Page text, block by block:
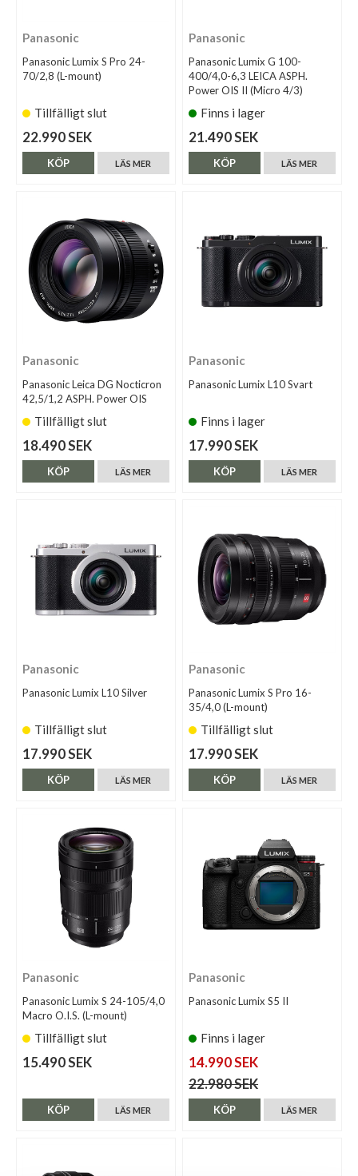
Panasonic
Panasonic Lumix S Pro 24-
70/2,8 (L-mount)
Tillfälligt slut
22.990 SEK
LÄS MER
KÖP
Panasonic
Panasonic Lumix G 100-
400/4,0-6,3 LEICA ASPH.
Power OIS II (Micro 4/3)
Finns i lager
21.490 SEK
LÄS MER
KÖP
Panasonic
Panasonic Leica DG Nocticron
42,5/1,2 ASPH. Power OIS
Tillfälligt slut
18.490 SEK
LÄS MER
KÖP
Panasonic
Panasonic Lumix L10 Svart
Finns i lager
17.990 SEK
LÄS MER
KÖP
Panasonic
Panasonic Lumix L10 Silver
Tillfälligt slut
17.990 SEK
LÄS MER
KÖP
Panasonic
Panasonic Lumix S Pro 16-
35/4,0 (L-mount)
Tillfälligt slut
17.990 SEK
LÄS MER
KÖP
Panasonic
Panasonic Lumix S 24-105/4,0
Macro O.I.S. (L-mount)
Tillfälligt slut
15.490 SEK
LÄS MER
KÖP
Panasonic
Panasonic Lumix S5 II
Finns i lager
14.990 SEK
22.980 SEK
LÄS MER
KÖP